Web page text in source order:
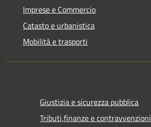
Imprese e Commercio
Catasto e urbanistica
Mobilità e trasporti
Giustizia e sicurezza pubblica
Tributi,finanze e contravvenzioni